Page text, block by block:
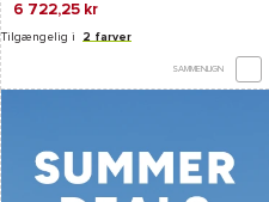
6 722,25 kr
Tilgængelig i 2 farver
SAMMENLIGN